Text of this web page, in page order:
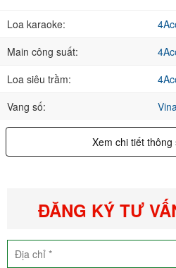
Loa karaoke:
Main công suất:
Loa siêu trầm:
Vang số:
Xem chi tiết thông
ĐĂNG KÝ TƯ